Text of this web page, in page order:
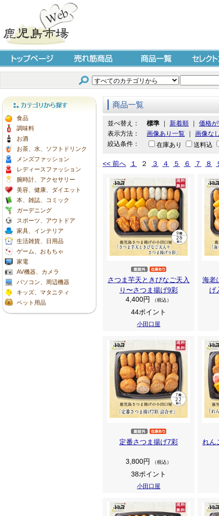
トップページ 売れ筋商品 商品一覧 セレクト
カテゴリから探す
食品
調味料
お酒
お茶、水、ソフトドリンク
メンズファッション
レディースファッション
腕時計、アクセサリー
美容、健康、ダイエット
本、雑誌、コミック
ガーデニング
スポーツ、アウトドア
家具、インテリア
生活雑貨、日用品
ゲーム、おもちゃ
家電
AV機器、カメラ
パソコン、周辺機器
キッズ、マタニティ
ペット用品
商品一覧
並べ替え： 標準 ｜ 新着順 ｜ 価格
表示方法：
画像あり一覧 ｜ 画像な
絞込条件：
在庫あり 送料込
<< 前へ １ ２ ３ ４ ５ ６ ７ ８
さつま芋天ときびなご天入
り〜さつま揚げ9彩
4,400円
（税込）
44ポイント
小田口屋
海老
げ
定番さつま揚げ7彩
3,800円 （税込）
38ポイント
小田口屋
れん